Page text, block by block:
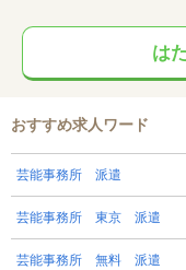
は
おすすめ求人ワード
芸能事務所 派遣
芸能事務所 東京 派遣
芸能事務所 無料 派遣